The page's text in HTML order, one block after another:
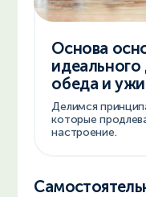
Основа
идеального
обеда и
Делимся
которые
настроение.